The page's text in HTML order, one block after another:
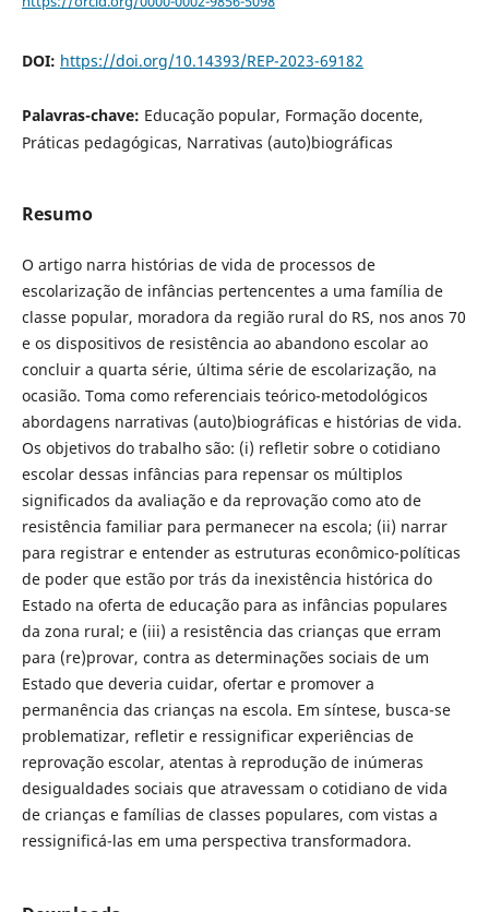
DOI: https://doi.org/10.14393/REP-2023-69182
Palavras-chave: Educação popular, Formação docente,
Práticas pedagógicas, Narrativas (auto)biográficas
Resumo
O artigo narra histórias de vida de processos de
escolarização de infâncias pertencentes a uma família de
classe popular, moradora da região rural do RS, nos anos 70
e os dispositivos de resistência ao abandono escolar ao
concluir a quarta série, última série de escolarização, na
ocasião. Toma como referenciais teórico-metodológicos
abordagens narrativas (auto)biográficas e histórias de vida.
Os objetivos do trabalho são: (i) refletir sobre o cotidiano
escolar dessas infâncias para repensar os múltiplos
significados da avaliação e da reprovação como ato de
resistência familiar para permanecer na escola; (ii) narrar
para registrar e entender as estruturas econômico-políticas
de poder que estão por trás da inexistência histórica do
Estado na oferta de educação para as infâncias populares
da zona rural; e (iii) a resistência das crianças que erram
para (re)provar, contra as determinações sociais de um
Estado que deveria cuidar, ofertar e promover a
permanência das crianças na escola. Em síntese, busca-se
problematizar, refletir e ressignificar experiências de
reprovação escolar, atentas à reprodução de inúmeras
desigualdades sociais que atravessam o cotidiano de vida
de crianças e famílias de classes populares, com vistas a
ressignificá-las em uma perspectiva transformadora.